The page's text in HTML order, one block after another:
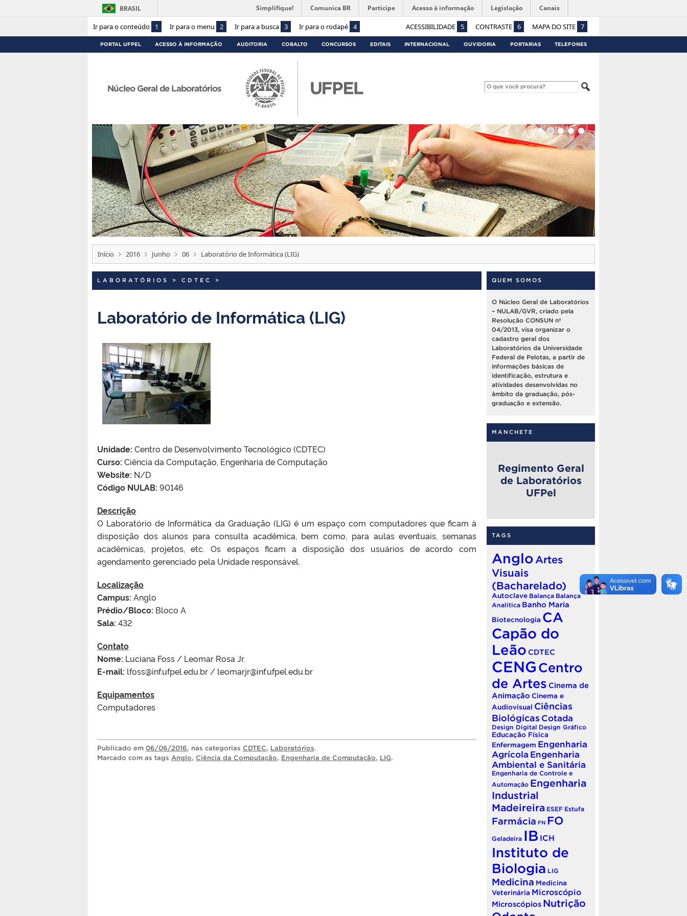
Ir para o conteúdo 1 Ir para o menu 2 Ir para a busca 3 Ir para o rodapé 4 ACESSIBILIDADE 5 CONTRASTE 6 MAPA DO SITE 7
BRASIL Simplifique! Comunica BR Participe Acesso à informação Legislação Canais
PORTAL UFPEL ACESSO À INFORMAÇÃO AUDITORIA COBALTO CONCURSOS EDITAIS INTERNACIONAL OUVIDORIA PORTARIAS TELEFONES
Núcleo Geral de Laboratórios
Início 2016 Junho 06 Laboratório de Informática (LIG)
LABORATÓRIOS > CDTEC >
Laboratório de Informática (LIG)
Unidade: Centro de Desenvolvimento Tecnológico (CDTEC)
Curso: Ciência da Computação, Engenharia de Computação
Website: N/D
Código NULAB: 90146
Descrição
O Laboratório de Informática da Graduação (LIG) é um espaço com computadores que ficam à
disposição dos alunos para consulta acadêmica, bem como, para aulas eventuais, semanas
acadêmicas, projetos, etc. Os espaços ficam a disposição dos usuários de acordo com
agendamento gerenciado pela Unidade responsável.
Localização
Campus: Anglo
Prédio/Bloco: Bloco A
Sala: 432
Contato
Nome: Luciana Foss / Leomar Rosa Jr.
E-mail: lfoss@inf.ufpel.edu.br / leomarjr@inf.ufpel.edu.br
Equipamentos
Computadores
Publicado em 06/06/2016, nas categorias CDTEC, Laboratórios.
Marcado com as tags Anglo, Ciência da Computação, Engenharia de Computação, LIG.
QUEM SOMOS
O Núcleo Geral de Laboratórios
– NULAB/GVR, criado pela
Resolução CONSUN nº
04/2013, visa organizar o
cadastro geral dos
Laboratórios da Universidade
Federal de Pelotas, a partir de
informações básicas de
identificação, estrutura e
atividades desenvolvidas no
âmbito da graduação, pós-
graduação e extensão.
MANCHETE
Regimento Geral
de Laboratórios
UFPel
TAGS
Anglo Artes
Visuais
(Bacharelado)
Autoclave Balança Balança
Analitica Banho Maria
Biotecnologia CA
Capão do
Leão CDTEC
CENG Centro
de Artes Cinema de
Animação Cinema e
Audiovisual Ciências
Biológicas Cotada
Design Digital Design Gráfico
Educação Física
Enfermagem Engenharia
Agrícola Engenharia
Ambiental e Sanitária
Engenharia de Controle e
Automação Engenharia
Industrial
Madeireira ESEF Estufa
Farmácia FN FO
Geladeira IB ICH
Instituto de
Biologia LIG
Medicina Medicina
Veterinária Microscópio
Microscópios Nutrição